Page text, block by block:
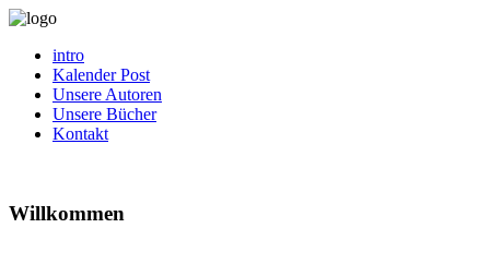
intro
Kalender Post
Unsere Autoren
Unsere Bücher
Kontakt
Willkommen